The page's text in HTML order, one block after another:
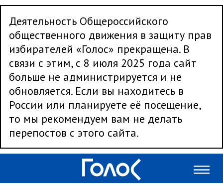
Деятельность Общероссийского
общественного движения в защиту прав
избирателей «Голос» прекращена. В
связи с этим, с 8 июля 2025 года сайт
больше не администрируется и не
обновляется. Если вы находитесь в
России или планируете её посещение,
то мы рекомендуем вам не делать
перепостов с этого сайта.